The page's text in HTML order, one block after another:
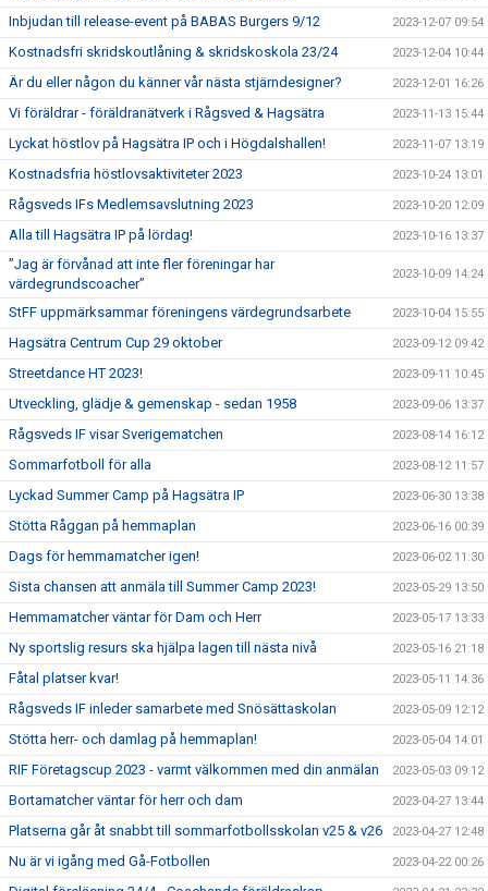
Inbjudan till release-event på BABAS Burgers 9/12 2023-12-07 09:54
Kostnadsfri skridskoutlåning & skridskoskola 23/24 2023-12-04 10:44
Är du eller någon du känner vår nästa stjärndesigner? 2023-12-01 16:26
Vi föräldrar - föräldranätverk i Rågsved & Hagsätra 2023-11-13 15:44
Lyckat höstlov på Hagsätra IP och i Högdalshallen! 2023-11-07 13:19
Kostnadsfria höstlovsaktiviteter 2023 2023-10-24 13:01
Rågsveds IFs Medlemsavslutning 2023 2023-10-20 12:09
Alla till Hagsätra IP på lördag! 2023-10-16 13:37
”Jag är förvånad att inte fler föreningar har
värdegrundscoacher”
2023-10-09 14:24
StFF uppmärksammar föreningens värdegrundsarbete 2023-10-04 15:55
Hagsätra Centrum Cup 29 oktober 2023-09-12 09:42
Streetdance HT 2023! 2023-09-11 10:45
Utveckling, glädje & gemenskap - sedan 1958 2023-09-06 13:37
Rågsveds IF visar Sverigematchen 2023-08-14 16:12
Sommarfotboll för alla 2023-08-12 11:57
Lyckad Summer Camp på Hagsätra IP 2023-06-30 13:38
Stötta Råggan på hemmaplan 2023-06-16 00:39
Dags för hemmamatcher igen! 2023-06-02 11:30
Sista chansen att anmäla till Summer Camp 2023! 2023-05-29 13:50
Hemmamatcher väntar för Dam och Herr 2023-05-17 13:33
Ny sportslig resurs ska hjälpa lagen till nästa nivå 2023-05-16 21:18
Fåtal platser kvar! 2023-05-11 14:36
Rågsveds IF inleder samarbete med Snösättaskolan 2023-05-09 12:12
Stötta herr- och damlag på hemmaplan! 2023-05-04 14:01
RIF Företagscup 2023 - varmt välkommen med din anmälan 2023-05-03 09:12
Bortamatcher väntar för herr och dam 2023-04-27 13:44
Platserna går åt snabbt till sommarfotbollsskolan v25 & v26 2023-04-27 12:48
Nu är vi igång med Gå-Fotbollen 2023-04-22 00:26